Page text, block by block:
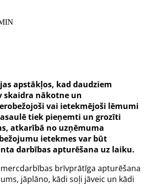
apstākļos, kad daudziem
skaidra nākotne un
vai ietekmējoši lēmumi
tiek pieņemti un grozīti
atkarībā no uzņēmuma
ietekmes var būt
darbības apturēšana uz laiku.
brīvprātīga apturēšana
jāplāno, kādi soļi jāveic un kādi